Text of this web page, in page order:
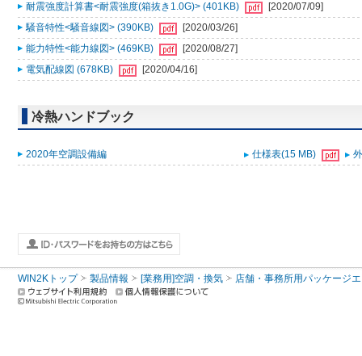
耐震強度計算書<耐震強度(箱抜き1.0G)> (401KB)
[2020/07/09]
騒音特性<騒音線図> (390KB)
[2020/03/26]
能力特性<能力線図> (469KB)
[2020/08/27]
電気配線図 (678KB)
[2020/04/16]
冷熱ハンドブック
2020年空調設備編 仕様表(15 MB)
WIN2Kトップ 製品情報 [業務用]空調・換気 店舗・事務所用パッケージ